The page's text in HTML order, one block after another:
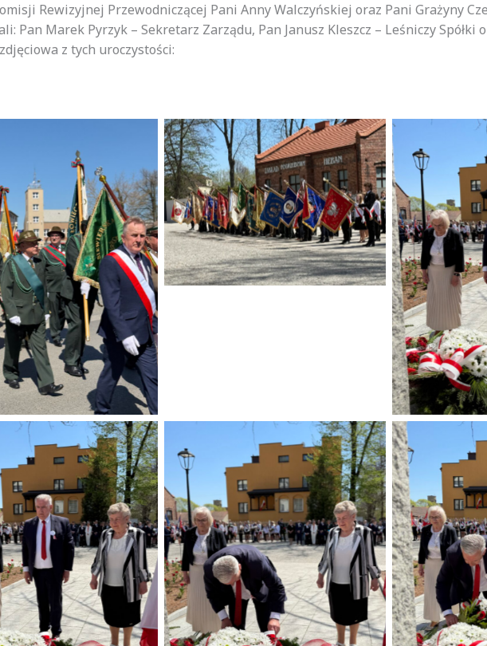
Rewizyjnej Przewodniczącej Pani Anny Walczyńskiej oraz Pani Grażyny
Pan Marek Pyrzyk – Sekretarz Zarządu, Pan Janusz Kleszcz – Leśniczy Spółki
z tych uroczystości:
Brak podpisu
Brak podpisu
Brak podpisu Brak podpisu